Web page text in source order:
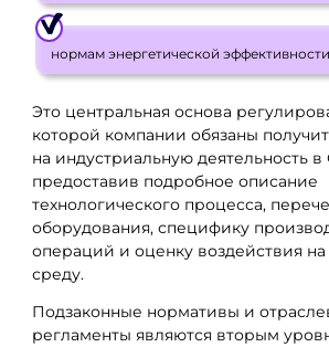
нормам энергетической
Это центральная основа
которой компании обязаны
на индустриальную деятельность
предоставив подробное описание
технологического процесса,
оборудования, специфику
операций и оценку воздействия
среду.
Подзаконные нормативы и
регламенты являются вторым